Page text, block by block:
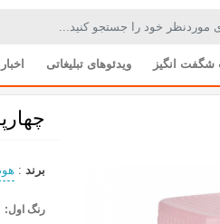
شگفت انگیز ویدئوهای تبلیغاتی اخبار
مایا هوم کت پلاستیک 2337
برند :
رنگ اول: